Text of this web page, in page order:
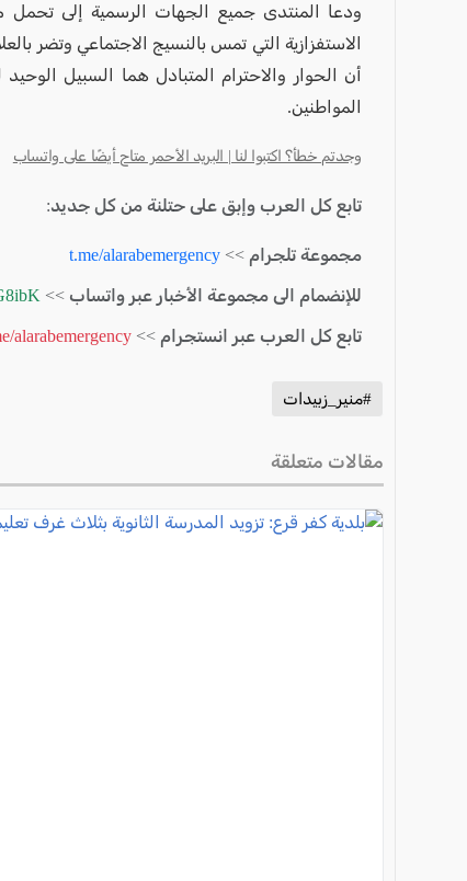
ودعا المنتدى جميع الجهات الرسمية إلى تحمل
الاستفزازية التي تمس بالنسيج الاجتماعي وتضر
أن الحوار والاحترام المتبادل هما السبيل
المواطنين.
وجدتم خطأ؟ اكتبوا لنا | البريد الأحمر متاح أيضًا على واتساب
تابع كل العرب وإبق على حتلنة من كل جديد:
مجموعة تلجرام >> t.me/alarabemergency
للإنضمام الى مجموعة الأخبار عبر واتساب >>
تابع كل العرب عبر انستجرام >> alarabemergency
#منير_زبيدات
مقالات متعلقة